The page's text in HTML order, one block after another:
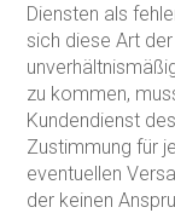
Diensten als
sich diese Art
zu kommen,
Kundendienst
Zustimmung für
eventuellen
der keinen